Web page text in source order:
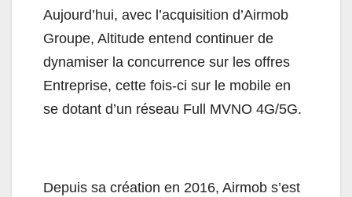
Aujourd’hui, avec l’acquisition d’Airmob
Groupe, Altitude entend continuer de
dynamiser la concurrence sur les offres
Entreprise, cette fois-ci sur le mobile en
se dotant d’un réseau Full MVNO 4G/5G.
Depuis sa création en 2016, Airmob s’est